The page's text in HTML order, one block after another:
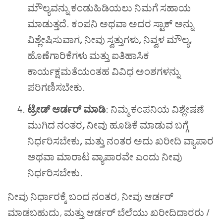
ಮೌಲ್ಯವನ್ನು ಕಂಡುಹಿಡಿಯಲು ನಿಮಗೆ ಸಹಾಯ
ಮಾಡುತ್ತದೆ. ಕಂಪನಿ ಅಥವಾ ಅದರ ಸ್ಟಾಕ್ ಅನ್ನು
ವಿಶ್ಲೇಷಿಸುವಾಗ, ನೀವು ಸ್ವತ್ತುಗಳು, ನಿವ್ವಳ ಮೌಲ್ಯ,
ಹೊಣೆಗಾರಿಕೆಗಳು ಮತ್ತು ಐತಿಹಾಸಿಕ
ಕಾರ್ಯಕ್ಷಮತೆಯಂತಹ ವಿವಿಧ ಅಂಶಗಳನ್ನು
ಪರಿಗಣಿಸಬೇಕು.
ಟ್ರೇಡ್ ಆರ್ಡರ್ ಮಾಡಿ: ನಿಮ್ಮ ಕಂಪನಿಯ ವಿಶ್ಲೇಷಣೆ
ಮುಗಿದ ನಂತರ, ನೀವು ಹೂಡಿಕೆ ಮಾಡುವ ಬಗ್ಗೆ
ನಿರ್ಧರಿಸಬೇಕು, ಮತ್ತು ನಂತರ ಅದು ಖರೀದಿ ವ್ಯಾಪಾರ
ಅಥವಾ ಮಾರಾಟ ವ್ಯಾಪಾರವೇ ಎಂದು ನೀವು
ನಿರ್ಧರಿಸಬೇಕು.
ನೀವು ನಿರ್ಧಾರಕ್ಕೆ ಬಂದ ನಂತರ, ನೀವು ಆರ್ಡರ್
ಮಾಡಬಹುದು, ಮತ್ತು ಆರ್ಡರ್ ಬೆಲೆಯು ಖರೀದಿದಾರರು /